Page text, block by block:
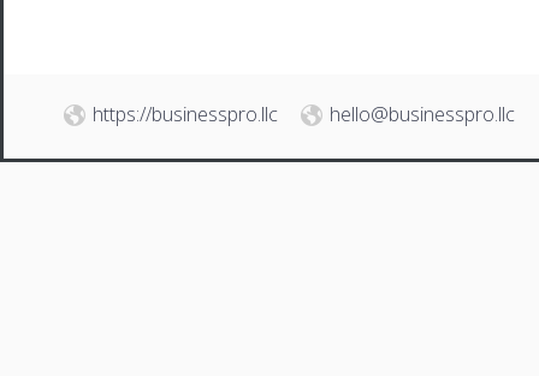
https://businesspro.llc hello@businesspro.llc